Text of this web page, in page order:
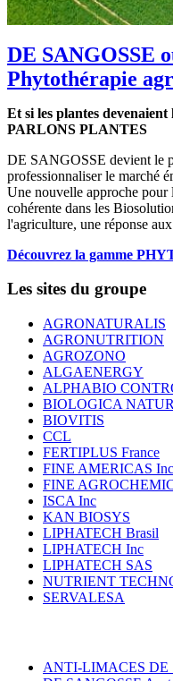
DE SANGOSSE
Phytothérapie
Et si les plantes devenaient
PARLONS PLANTES
DE SANGOSSE devient le
professionnaliser le marché
Une nouvelle approche pour
cohérente dans les
l'agriculture, une réponse
Découvrez la gamme
Les sites du groupe
AGRONATURALIS
AGRONUTRITION
AGROZONO
ALGAENERGY
ALPHABIO
BIOLOGICA
BIOVITIS
CCL
FERTIPLUS France
FINE AMERICAS Inc
FINE
ISCA Inc
KAN BIOSYS
LIPHATECH Brasil
LIPHATECH Inc
LIPHATECH SAS
NUTRIENT
SERVALESA
ANTI-LIMACES DE